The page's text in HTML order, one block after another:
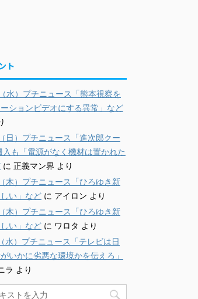
ト
）プチニュース「熊本視察を
ションビデオにする異常」など
）プチニュース「進次郎クー
も「電源がなく機材は置かれた
に 正義マン界 より
）プチニュース「ひろゆき新
い」など に アイロン より
）プチニュース「ひろゆき新
い」など に ワロタ より
）プチニュース「テレビは日
いかに劣悪な環境かを伝えろ」
ラ より